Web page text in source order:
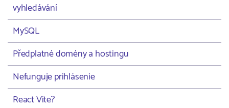
vyhledávání
MySQL
Předplatné domény a hostingu
Nefunguje prihlásenie
React Vite?